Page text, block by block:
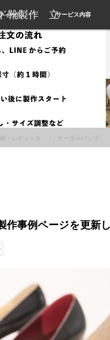
靴製作 立
ィール サービス内容
：レディース オーダーパンプ
作事例ページを更新